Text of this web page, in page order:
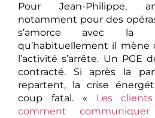
Pour Jean-Philippe,
notamment pour des
s’amorce avec la
qu’habituellement il mène
l’activité s’arrête. Un
contracté. Si après la
repartent, la crise
coup fatal. « Les
comment